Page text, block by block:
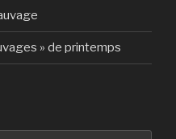
» de printemps